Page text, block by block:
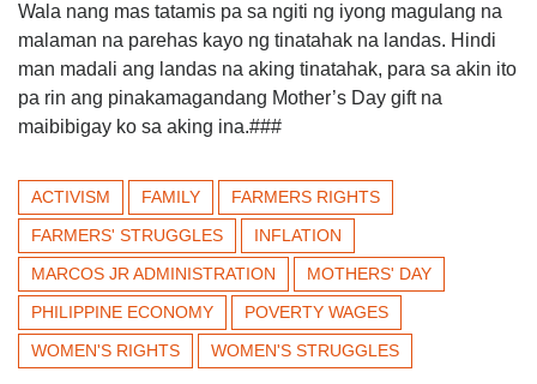
Wala nang mas tatamis pa sa ngiti ng iyong magulang na
malaman na parehas kayo ng tinatahak na landas. Hindi
man madali ang landas na aking tinatahak, para sa akin ito
pa rin ang pinakamagandang Mother’s Day gift na
maibibigay ko sa aking ina.###
ACTIVISM FAMILY
FARMERS RIGHTS
FARMERS' STRUGGLES
INFLATION
MARCOS JR ADMINISTRATION
MOTHERS' DAY
PHILIPPINE ECONOMY
POVERTY WAGES
WOMEN'S RIGHTS
WOMEN'S STRUGGLES